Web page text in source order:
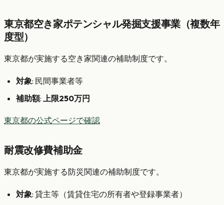
東京都空き家ポテンシャル発掘支援事業（複数年
度型）
東京都が実施する空き家関連の補助制度です。
対象: 民間事業者等
補助額: 上限250万円
東京都の公式ページで確認
耐震改修費補助金
東京都が実施する防災関連の補助制度です。
対象: 貸主等（賃貸住宅の所有者や登録事業者）